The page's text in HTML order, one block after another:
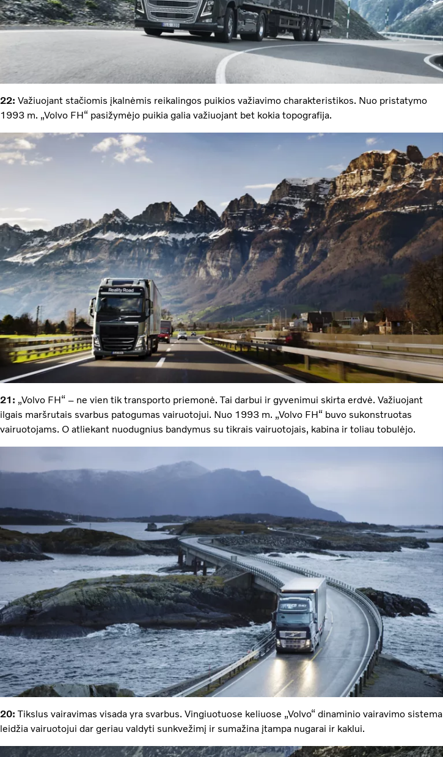
22: Važiuojant stačiomis įkalnėmis reikalingos puikios važiavimo charakteristikos. Nuo pristatymo
1993 m. „Volvo FH“ pasižymėjo puikia galia važiuojant bet kokia topografija.
21: „Volvo FH“ – ne vien tik transporto priemonė. Tai darbui ir gyvenimui skirta erdvė. Važiuojant
ilgais maršrutais svarbus patogumas vairuotojui. Nuo 1993 m. „Volvo FH“ buvo sukonstruotas
vairuotojams. O atliekant nuodugnius bandymus su tikrais vairuotojais, kabina ir toliau tobulėjo.
20: Tikslus vairavimas visada yra svarbus. Vingiuotuose keliuose „Volvo“ dinaminio vairavimo sistema
leidžia vairuotojui dar geriau valdyti sunkvežimį ir sumažina įtampa nugarai ir kaklui.